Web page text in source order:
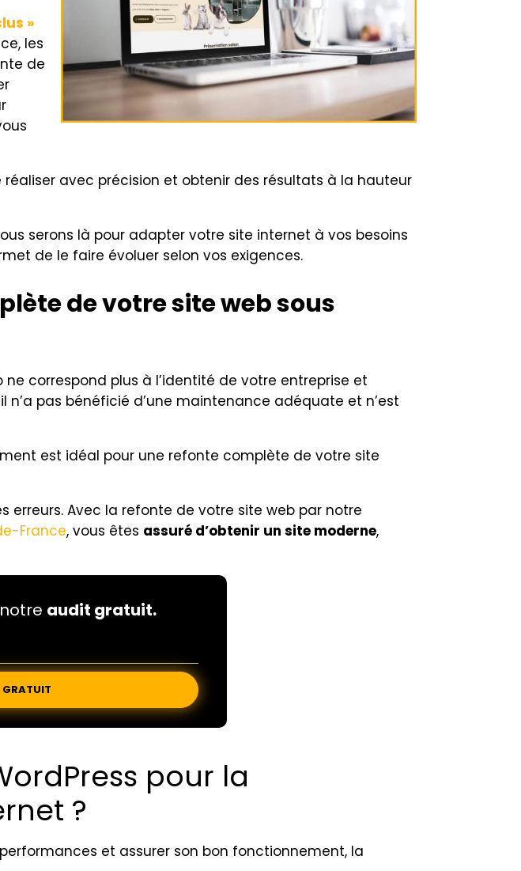
»
les
de
avec précision et obtenir des résultats à la hauteur
serons là pour adapter votre site internet à vos besoins
de le faire évoluer selon vos exigences.
de votre site web sous
ne correspond plus à l’identité de votre entreprise et
n’a pas bénéficié d’une maintenance adéquate et n’est
est idéal pour une refonte complète de votre site
erreurs. Avec la refonte de votre site web par notre
France, vous êtes assuré d’obtenir un site moderne,
audit gratuit.
pour la
?
et assurer son bon fonctionnement, la